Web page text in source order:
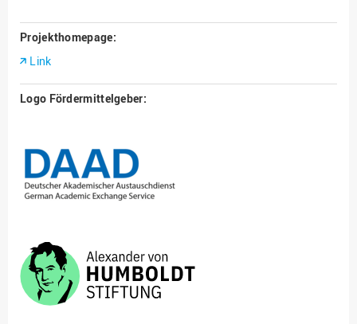
Projekthomepage:
Link
Logo Fördermittelgeber: